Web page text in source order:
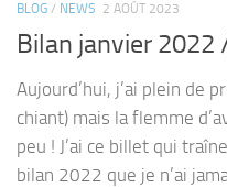
BLOG / NEWS 2 AOÛT 2023
Bilan janvier 2022
Aujourd’hui, j’ai plein de
chiant) mais la flemme
peu ! J’ai ce billet qui
bilan 2022 que je n’ai